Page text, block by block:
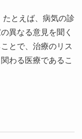
とえば、病気の診
異なる意見を聞く
とで、治療のリス
わる医療であるこ